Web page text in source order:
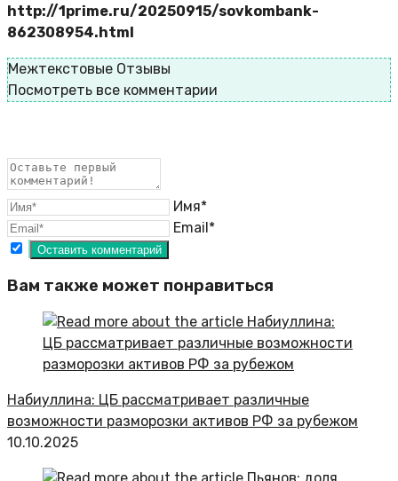
http://1prime.ru/20250915/sovkombank-
862308954.html
Межтекстовые Отзывы
Посмотреть все комментарии
Имя*
Email*
Вам также может понравиться
Набиуллина: ЦБ рассматривает различные
возможности разморозки активов РФ за рубежом
10.10.2025